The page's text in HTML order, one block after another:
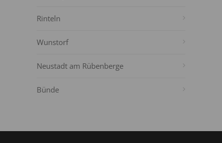
Rinteln
Wunstorf
Neustadt am Rübenberge
Bünde